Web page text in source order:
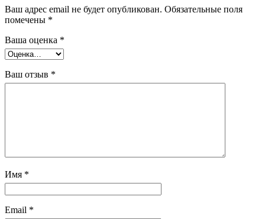
Ваш адрес email не будет опубликован. Обязательные поля
помечены *
Ваша оценка *
Ваш отзыв *
Имя *
Email *